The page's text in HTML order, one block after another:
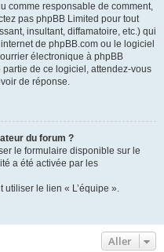
comme responsable de comment,
pas phpBB Limited pour tout
insultant, diffamatoire, etc.) qui
de phpBB.com ou le logiciel
électronique à phpBB
partie de ce logiciel, attendez-vous
de réponse.
du forum ?
le formulaire disponible sur le
a été activée par les
utiliser le lien « L’équipe ».
Aller